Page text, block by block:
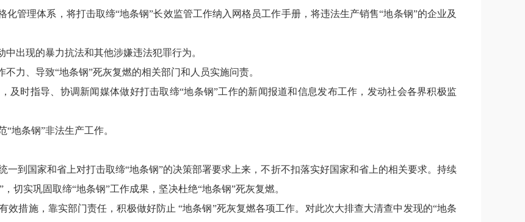
化管理体系，将打击取缔“地条钢”长效监管工作纳入网格员工作手册，将违法生产销售“地条钢”的企业及
中出现的暴力抗法和其他涉嫌违法犯罪行为。
不力、导致“地条钢”死灰复燃的相关部门和人员实施问责。
及时指导、协调新闻媒体做好打击取缔“地条钢”工作的新闻报道和信息发布工作，发动社会各界积极监
“地条钢”非法生产工作。
一到国家和省上对打击取缔“地条钢”的决策部署要求上来，不折不扣落实好国家和省上的相关要求。持续
” ，切实巩固取缔“地条钢”工作成果，坚决杜绝“地条钢”死灰复燃。
效措施，靠实部门责任，积极做好防止 “地条钢”死灰复燃各项工作。对此次大排查大清查中发现的“地条